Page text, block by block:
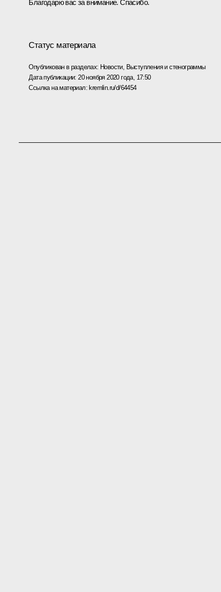
Благодарю вас за внимание. Спасибо.
Статус материала
Опубликован в разделах: Новости, Выступления и стенограммы
Дата публикации: 20 ноября 2020 года, 17:50
Ссылка на материал: kremlin.ru/d/64454